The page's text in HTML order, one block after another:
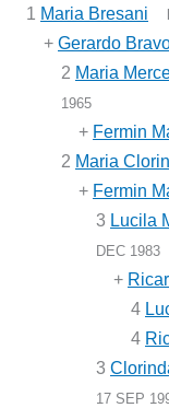
1 Maria Bresani
+ Gerardo
2 Maria
1965
+ Fermin
2 Maria
+ Fermin
3 Lucila
DEC 1983
+
4
4
3
17 SEP